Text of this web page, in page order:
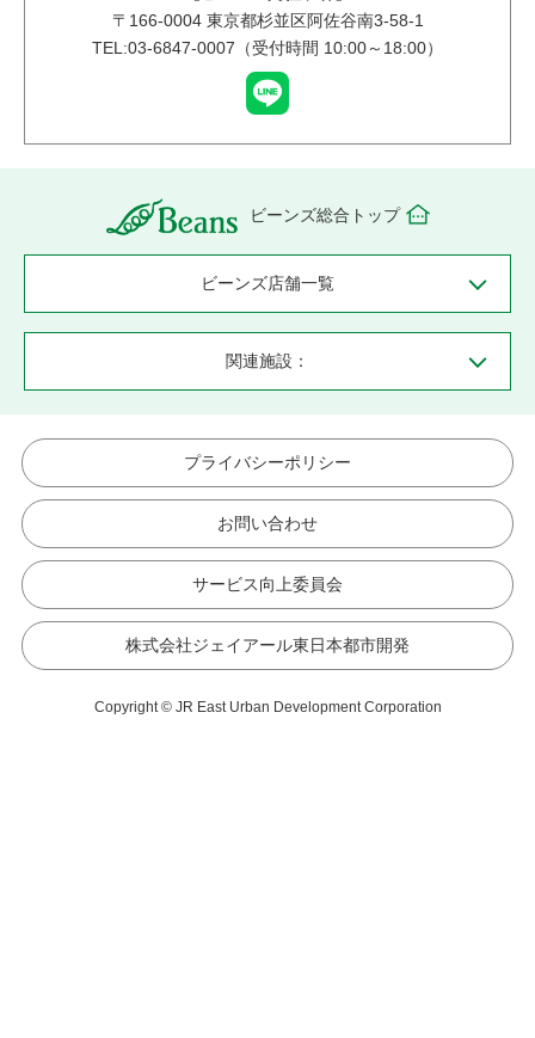
〒 166-0004東京都杉並区阿佐谷南3-58-1
TEL:03-6847-0007（受付時間 10:00～18:00）
ビーンズ総合トップ
ビーンズ店舗一覧
関連施設：
プライバシーポリシー
お問い合わせ
サービス向上委員会
株式会社ジェイアール東日本都市開発
Copyright © JR East Urban Development Corporation